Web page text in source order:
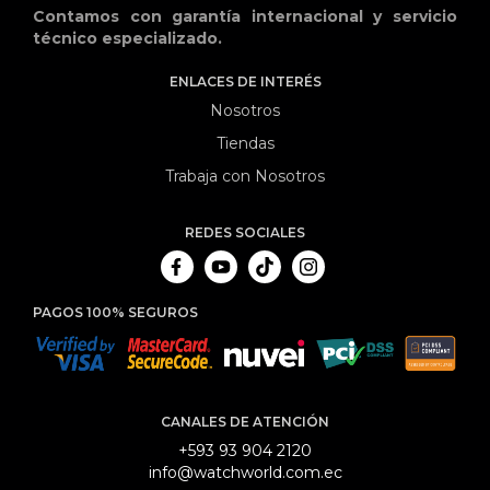
Contamos con garantía internacional y servicio
técnico especializado.
ENLACES DE INTERÉS
Nosotros
Tiendas
Trabaja con Nosotros
REDES SOCIALES
PAGOS 100% SEGUROS
CANALES DE ATENCIÓN
+593 93 904 2120
info@watchworld.com.ec